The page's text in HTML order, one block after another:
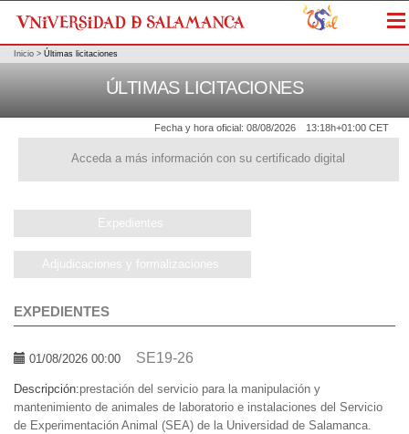
Fecha y hora oficial: 08/08/2026 13:18h+01:00 CET
Acceda a más información con su certificado digital
Inicio > Últimas licitaciones
ÚLTIMAS LICITACIONES
Expedientes
Adjudicaciones y formalizaciones
EXPEDIENTES
01/08/2026 00:00 SE19-26
Descripción:prestación del servicio para la manipulación y
mantenimiento de animales de laboratorio e instalaciones del Servicio
de Experimentación Animal (SEA) de la Universidad de Salamanca.